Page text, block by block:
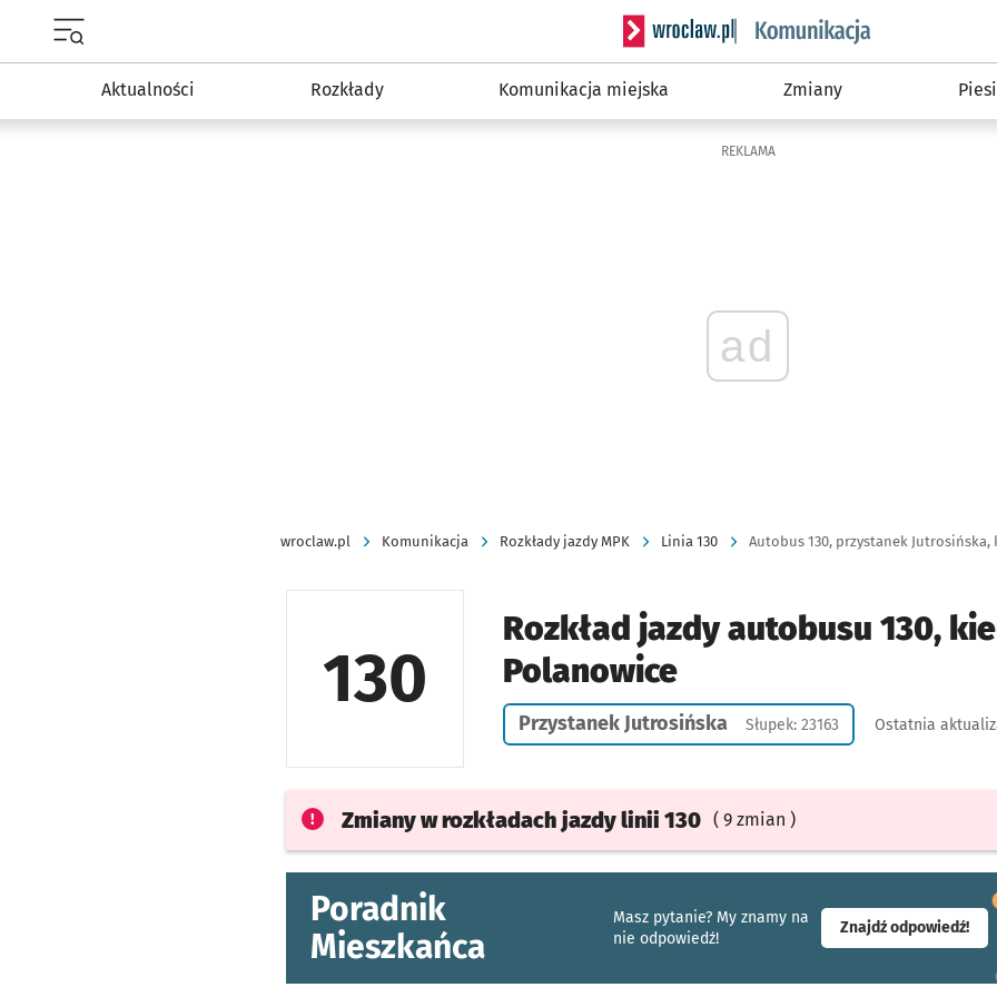
Serwis informacyjny wroclaw.pl podserwis:
Aktualności Rozkłady Komunikacja miejska Zmiany Piesi
REKLAMA
ad
wroclaw.pl Komunikacja Rozkłady jazdy MPK Linia 130 Autobus 130, przystanek
130
Rozkład jazdy autobusu 130,
Polanowice
Przystanek Jutrosińska Słupek: 23163 Ostatnia
Zmiany w rozkładach jazdylinii 130 ( 9 zmian )
Poradnik
Mieszkańca
Masz pytanie? My znamy na
nie odpowiedź!
Znajdź odpowiedź!-